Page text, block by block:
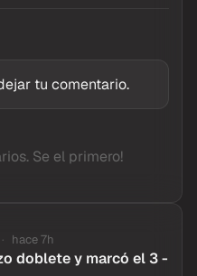
tu comentario.
hace 7h